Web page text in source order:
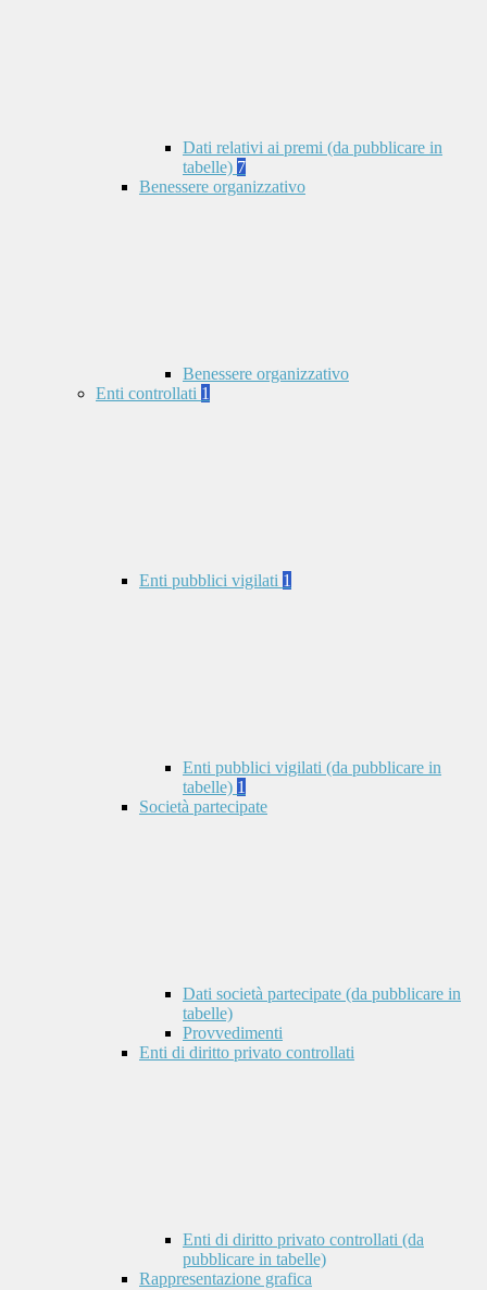
Dati relativi ai premi (da pubblicare in
tabelle) 7
Benessere organizzativo
Benessere organizzativo
Enti controllati 1
Enti pubblici vigilati 1
Enti pubblici vigilati (da pubblicare in
tabelle) 1
Società partecipate
Dati società partecipate (da pubblicare in
tabelle)
Provvedimenti
Enti di diritto privato controllati
Enti di diritto privato controllati (da
pubblicare in tabelle)
Rappresentazione grafica